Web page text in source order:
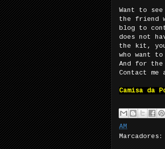
Want to
the friend
blog to
does not
the kit,
who want
And for
Contact me
Camisa da
AM
Marcadores: